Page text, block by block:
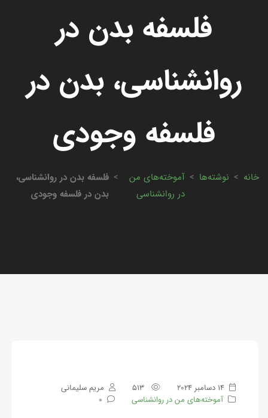
فلسفه بدن در
روانشناسی، بدن در
فلسفه وجودی
خانه > نوشته‌ها > آموخته‌های من
در روانشناسی
> فلسفه بدن در روانشناسی،
بدن در فلسفه وجودی
14 دسامبر 2024
مریم سلیمانی
آموخته‌های من در روانشناسی
0